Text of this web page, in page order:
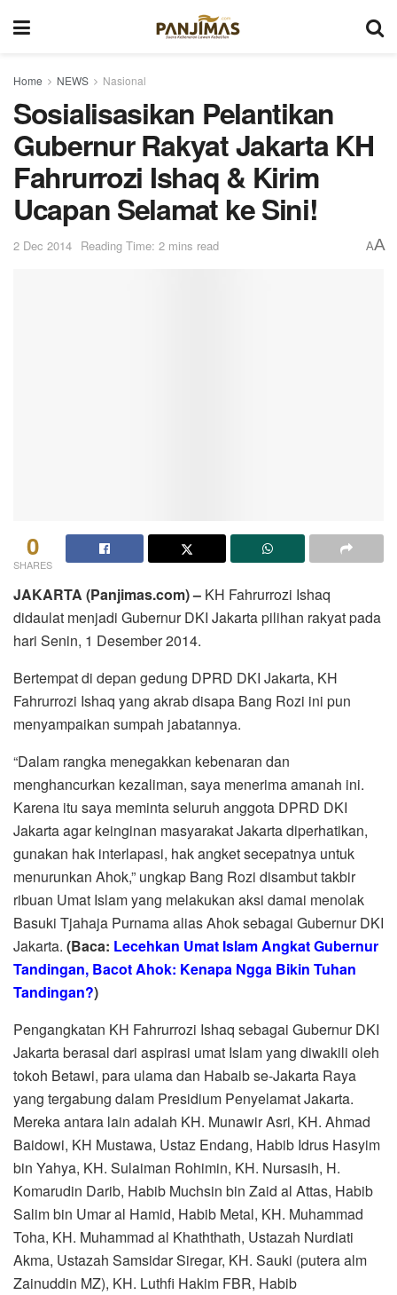
Home NEWS Nasional
Sosialisasikan Pelantikan
Gubernur Rakyat Jakarta KH
Fahrurrozi Ishaq & Kirim
Ucapan Selamat ke Sini!
2 Dec 2014 Reading Time: 2 mins read AA
0
SHARES
JAKARTA (Panjimas.com) – KH Fahrurrozi Ishaq
didaulat menjadi Gubernur DKI Jakarta pilihan rakyat pada
hari Senin, 1 Desember 2014.
Bertempat di depan gedung DPRD DKI Jakarta, KH
Fahrurrozi Ishaq yang akrab disapa Bang Rozi ini pun
menyampaikan sumpah jabatannya.
“Dalam rangka menegakkan kebenaran dan
menghancurkan kezaliman, saya menerima amanah ini.
Karena itu saya meminta seluruh anggota DPRD DKI
Jakarta agar keinginan masyarakat Jakarta diperhatikan,
gunakan hak interlapasi, hak angket secepatnya untuk
menurunkan Ahok,” ungkap Bang Rozi disambut takbir
ribuan Umat Islam yang melakukan aksi damai menolak
Basuki Tjahaja Purnama alias Ahok sebagai Gubernur DKI
Jakarta. (Baca: Lecehkan Umat Islam Angkat Gubernur
Tandingan, Bacot Ahok: Kenapa Ngga Bikin Tuhan
Tandingan?)
Pengangkatan KH Fahrurrozi Ishaq sebagai Gubernur DKI
Jakarta berasal dari aspirasi umat Islam yang diwakili oleh
tokoh Betawi, para ulama dan Habaib se-Jakarta Raya
yang tergabung dalam Presidium Penyelamat Jakarta.
Mereka antara lain adalah KH. Munawir Asri, KH. Ahmad
Baidowi, KH Mustawa, Ustaz Endang, Habib Idrus Hasyim
bin Yahya, KH. Sulaiman Rohimin, KH. Nursasih, H.
Komarudin Darib, Habib Muchsin bin Zaid al Attas, Habib
Salim bin Umar al Hamid, Habib Metal, KH. Muhammad
Toha, KH. Muhammad al Khaththath, Ustazah Nurdiati
Akma, Ustazah Samsidar Siregar, KH. Sauki (putera alm
Zainuddin MZ), KH. Luthfi Hakim FBR, Habib